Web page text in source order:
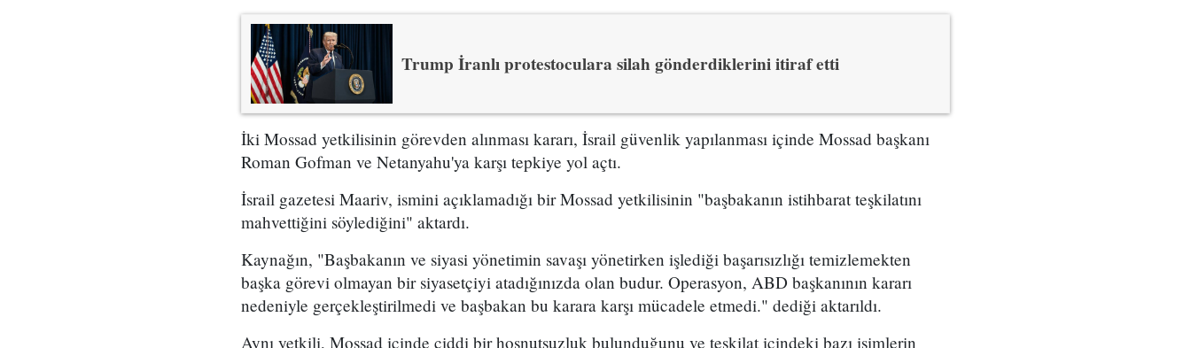
Trump İranlı protestoculara silah gönderdiklerini itiraf etti
İki Mossad yetkilisinin görevden alınması kararı, İsrail güvenlik yapılanması içinde Mossad başkanı
Roman Gofman ve Netanyahu'ya karşı tepkiye yol açtı.
İsrail gazetesi Maariv, ismini açıklamadığı bir Mossad yetkilisinin "başbakanın istihbarat teşkilatını
mahvettiğini söylediğini" aktardı.
Kaynağın, "Başbakanın ve siyasi yönetimin savaşı yönetirken işlediği başarısızlığı temizlemekten
başka görevi olmayan bir siyasetçiyi atadığınızda olan budur. Operasyon, ABD başkanının kararı
nedeniyle gerçekleştirilmedi ve başbakan bu karara karşı mücadele etmedi." dediği aktarıldı.
Aynı yetkili, Mossad içinde ciddi bir hoşnutsuzluk bulunduğunu ve teşkilat içindeki bazı isimlerin